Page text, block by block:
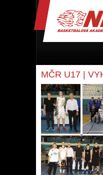
MČR U17 |